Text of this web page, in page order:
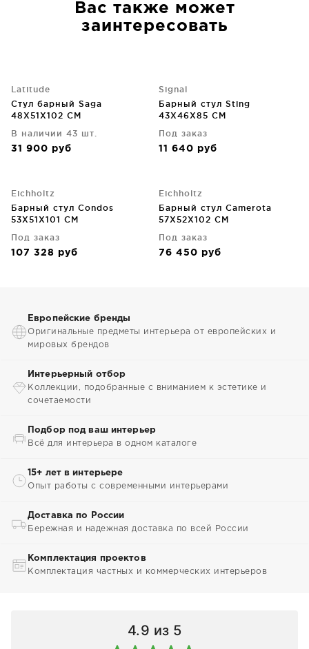
Вас также может
заинтересовать
Latitude
Стул барный Saga
48X51X102 CM
В наличии 43 шт.
31 900 руб
Signal
Барный стул Sting
43X46X85 CM
Под заказ
11 640 руб
Eichholtz
Барный стул Condos
53X51X101 CM
Под заказ
107 328 руб
Eichholtz
Барный стул Camerota
57X52X102 CM
Под заказ
76 450 руб
Европейские бренды
Оригинальные предметы интерьера от европейских и
мировых брендов
Интерьерный отбор
Коллекции, подобранные с вниманием к эстетике и
сочетаемости
Подбор под ваш интерьер
Всё для интерьера в одном каталоге
15+ лет в интерьере
Опыт работы с современными интерьерами
Доставка по России
Бережная и надежная доставка по всей России
Комплектация проектов
Комплектация частных и коммерческих интерьеров
4.9 из 5